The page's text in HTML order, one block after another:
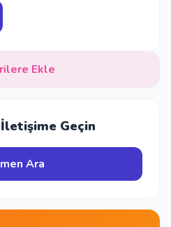
Ekle
Geçin
Ara